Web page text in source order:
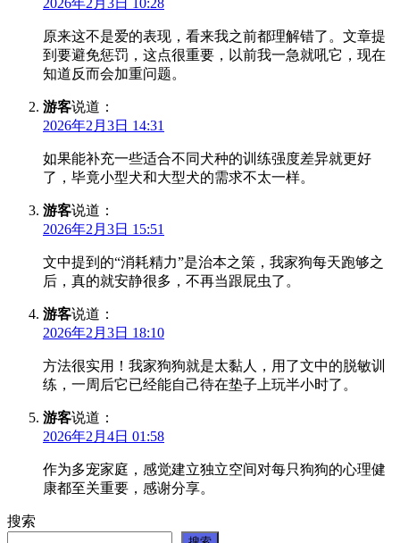
2026年2月3日 10:28
原来这不是爱的表现，看来我之前都理解错了。文章提
到要避免惩罚，这点很重要，以前我一急就吼它，现在
知道反而会加重问题。
游客说道：
2026年2月3日 14:31
如果能补充一些适合不同犬种的训练强度差异就更好
了，毕竟小型犬和大型犬的需求不太一样。
游客说道：
2026年2月3日 15:51
文中提到的“消耗精力”是治本之策，我家狗每天跑够之
后，真的就安静很多，不再当跟屁虫了。
游客说道：
2026年2月3日 18:10
方法很实用！我家狗狗就是太黏人，用了文中的脱敏训
练，一周后它已经能自己待在垫子上玩半小时了。
游客说道：
2026年2月4日 01:58
作为多宠家庭，感觉建立独立空间对每只狗狗的心理健
康都至关重要，感谢分享。
搜索